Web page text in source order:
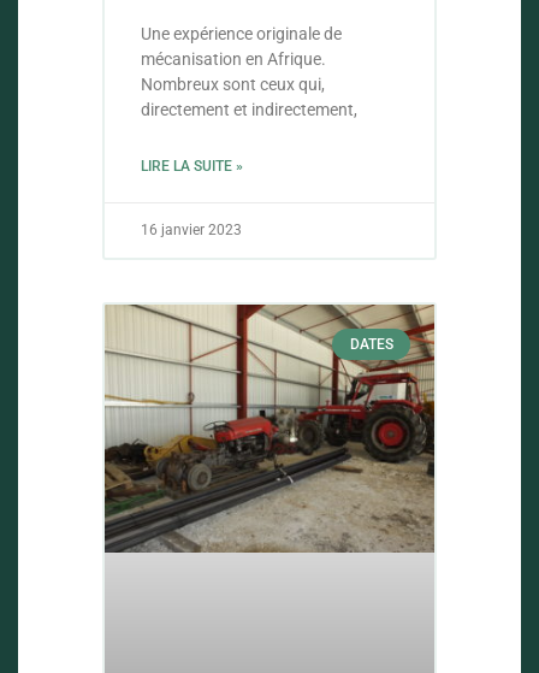
Une expérience originale de
mécanisation en Afrique.
Nombreux sont ceux qui,
directement et indirectement,
LIRE LA SUITE »
16 janvier 2023
DATES